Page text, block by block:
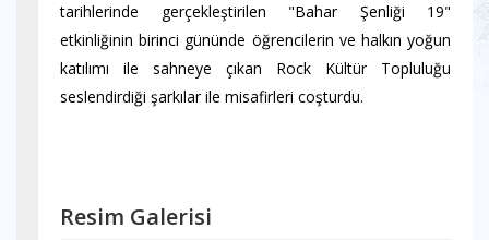
tarihlerinde gerçekleştirilen "Bahar Şenliği 19"
etkinliğinin birinci gününde öğrencilerin ve halkın yoğun
katılımı ile sahneye çıkan Rock Kültür Topluluğu
seslendirdiği şarkılar ile misafirleri coşturdu.
Resim Galerisi